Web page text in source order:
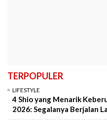
TERPOPULER
LIFESTYLE
4 Shio yang Menarik
2026: Segalanya Berjalan